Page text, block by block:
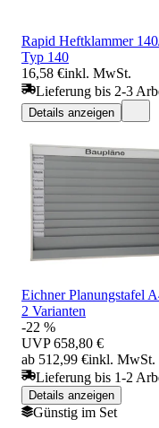
Rapid Heftklammer
Typ 140
16,58 €inkl. MwSt.
Lieferung bis 2-3
Details anzeigen
Eichner Planungstafel
2 Varianten
-22 %
UVP 658,80 €
ab 512,99 €inkl. MwSt.
Lieferung bis 1-2
Details anzeigen
Günstig im Set